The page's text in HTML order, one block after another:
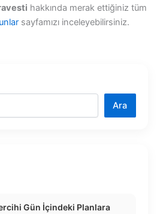
hakkında merak ettiğiniz tüm
sayfamızı inceleyebilirsiniz.
Ara
Gün İçindeki Planlara